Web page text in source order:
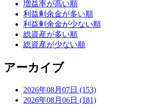
増益率が高い順
利益剰余金が多い順
利益剰余金が少ない順
総資産が多い順
総資産が少ない順
アーカイブ
2026年08月07日 (153)
2026年08月06日 (181)